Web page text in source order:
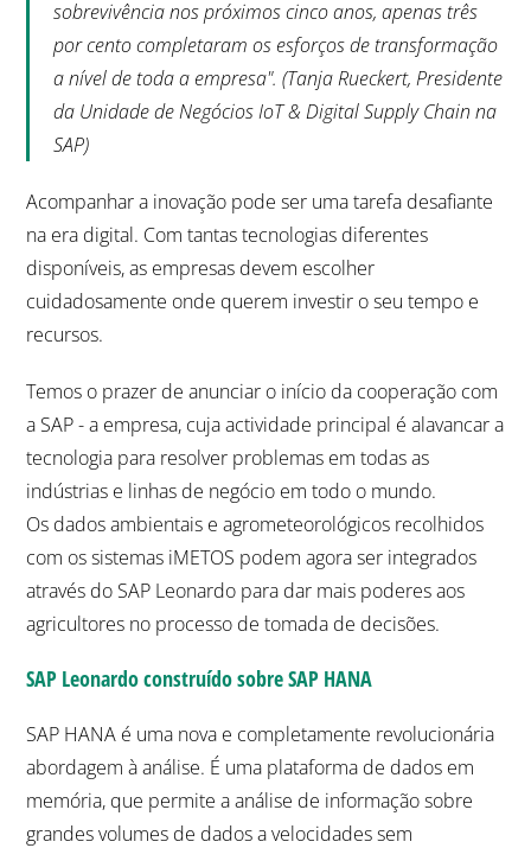
sobrevivência nos próximos cinco anos, apenas três
por cento completaram os esforços de transformação
a nível de toda a empresa". (Tanja Rueckert, Presidente
da Unidade de Negócios IoT & Digital Supply Chain na
SAP)
Acompanhar a inovação pode ser uma tarefa desafiante
na era digital. Com tantas tecnologias diferentes
disponíveis, as empresas devem escolher
cuidadosamente onde querem investir o seu tempo e
recursos.
Temos o prazer de anunciar o início da cooperação com
a SAP - a empresa, cuja actividade principal é alavancar a
tecnologia para resolver problemas em todas as
indústrias e linhas de negócio em todo o mundo.
Os dados ambientais e agrometeorológicos recolhidos
com os sistemas iMETOS podem agora ser integrados
através do SAP Leonardo para dar mais poderes aos
agricultores no processo de tomada de decisões.
SAP Leonardo construído sobre SAP HANA
SAP HANA é uma nova e completamente revolucionária
abordagem à análise. É uma plataforma de dados em
memória, que permite a análise de informação sobre
grandes volumes de dados a velocidades sem